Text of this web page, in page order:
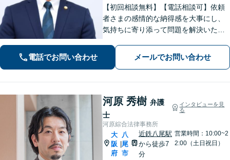
【初回相談無料】【電話相談可】依頼
者さまの感情的な納得感を大事にし、
気持ちに寄り添って問題を解決いたし
し、秘密厳守を徹底」子の監護が関わ
る複雑なケースも対応【完全個室対
電話でお問い合わせ メールでお問い合わせ
河原 秀樹 弁護
士
インタビューを見
る
河原綜合法律事務所
大
阪
府
八
尾
市
近鉄八尾駅
から徒歩7
分
営業時間：10:00~2
2:00（土日祝日）